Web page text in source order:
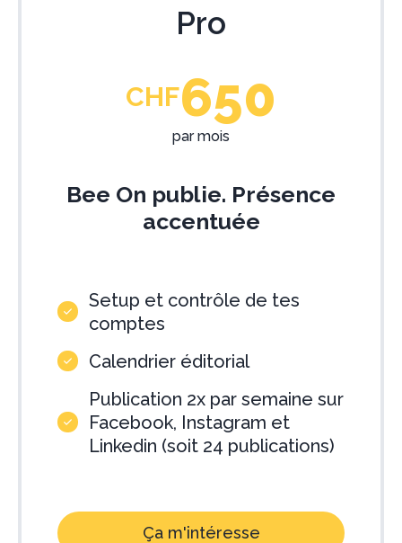
Pro
CHF650
par mois
Bee On publie. Présence
accentuée
Setup et contrôle de tes
comptes
Calendrier éditorial
Publication 2x par semaine sur
Facebook, Instagram et
Linkedin (soit 24 publications)
Ça m'intéresse